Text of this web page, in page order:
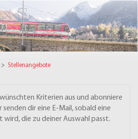
> Stellenangebote
Kriterien aus und abonniere
senden dir eine E-Mail, sobald eine
wird, die zu deiner Auswahl passt.